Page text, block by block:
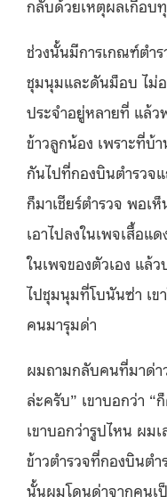
กลับด้วยเหตุผลเกือบ
ช่วงนั้นมีการเกณฑ์ตำ
ชุมนุมและดันม็อบ ไม่
ประจำอยู่หลายที่ แล้ว
ข้าวลูกน้อง เพราะที่บ้
กันไปที่กองบินตำรวจ
ก็มาเชียร์ตำรวจ พอเ
เอาไปลงในเพจเสื้อแ
ในเพจของตัวเอง แล้
ไปชุมนุมที่โบนันซ่า เข
คนมารุมด่า
ผมถามกลับคนที่มาด่า
ล่ะครับ” เขาบอกว่า
เขาบอกว่ารูปไหน ผม
ข้าวตำรวจที่กองบินต
นั้นผมโดนด่าจากคนเ